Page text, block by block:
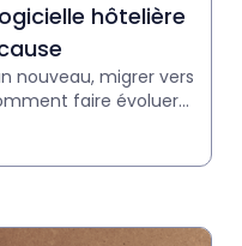
hôtelière
nouveau, migrer vers
faire évoluer